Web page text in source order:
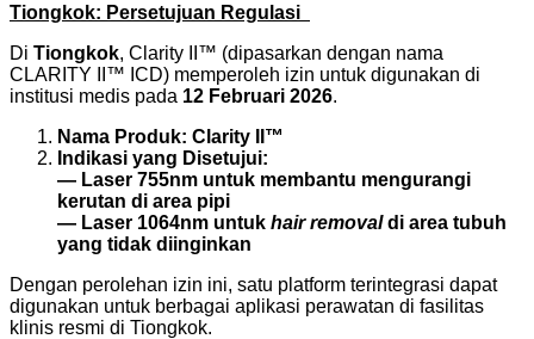
Tiongkok: Persetujuan Regulasi
Di Tiongkok, Clarity II™ (dipasarkan dengan nama
CLARITY II™ ICD) memperoleh izin untuk digunakan di
institusi medis pada 12 Februari 2026.
Nama Produk: Clarity II™
Indikasi yang Disetujui:
— Laser 755nm untuk membantu mengurangi
kerutan di area pipi
— Laser 1064nm untuk hair removaldi area tubuh
yang tidak diinginkan
Dengan perolehan izin ini, satu platform terintegrasi dapat
digunakan untuk berbagai aplikasi perawatan di fasilitas
klinis resmi di Tiongkok.